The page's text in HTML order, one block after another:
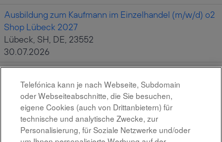
Ausbildung zum Kaufmann im Einzelhandel (m/w/d) o2
Shop Lübeck 2027
Lübeck, SH, DE, 23552
30.07.2026
Shop Gießen 2027
Gießen, HE, DE, 35390
30.07.2026
Telefónica kann je nach Webseite, Subdomain
oder Webseiteabschnitte, die Sie besuchen,
eigene Cookies (auch von Drittanbietern) für
technische und analytische Zwecke, zur
Personalisierung, für Soziale Netzwerke und/oder